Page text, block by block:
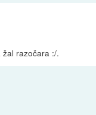
razočara :/.